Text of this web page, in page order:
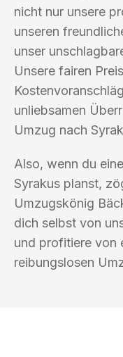
nicht nur unsere
unseren
unser
Unsere fairen
unliebsamen
Umzug nach
Also, wenn du
Syrakus planst,
Umzugskönig
dich selbst von
und profitiere von
reibungslosen